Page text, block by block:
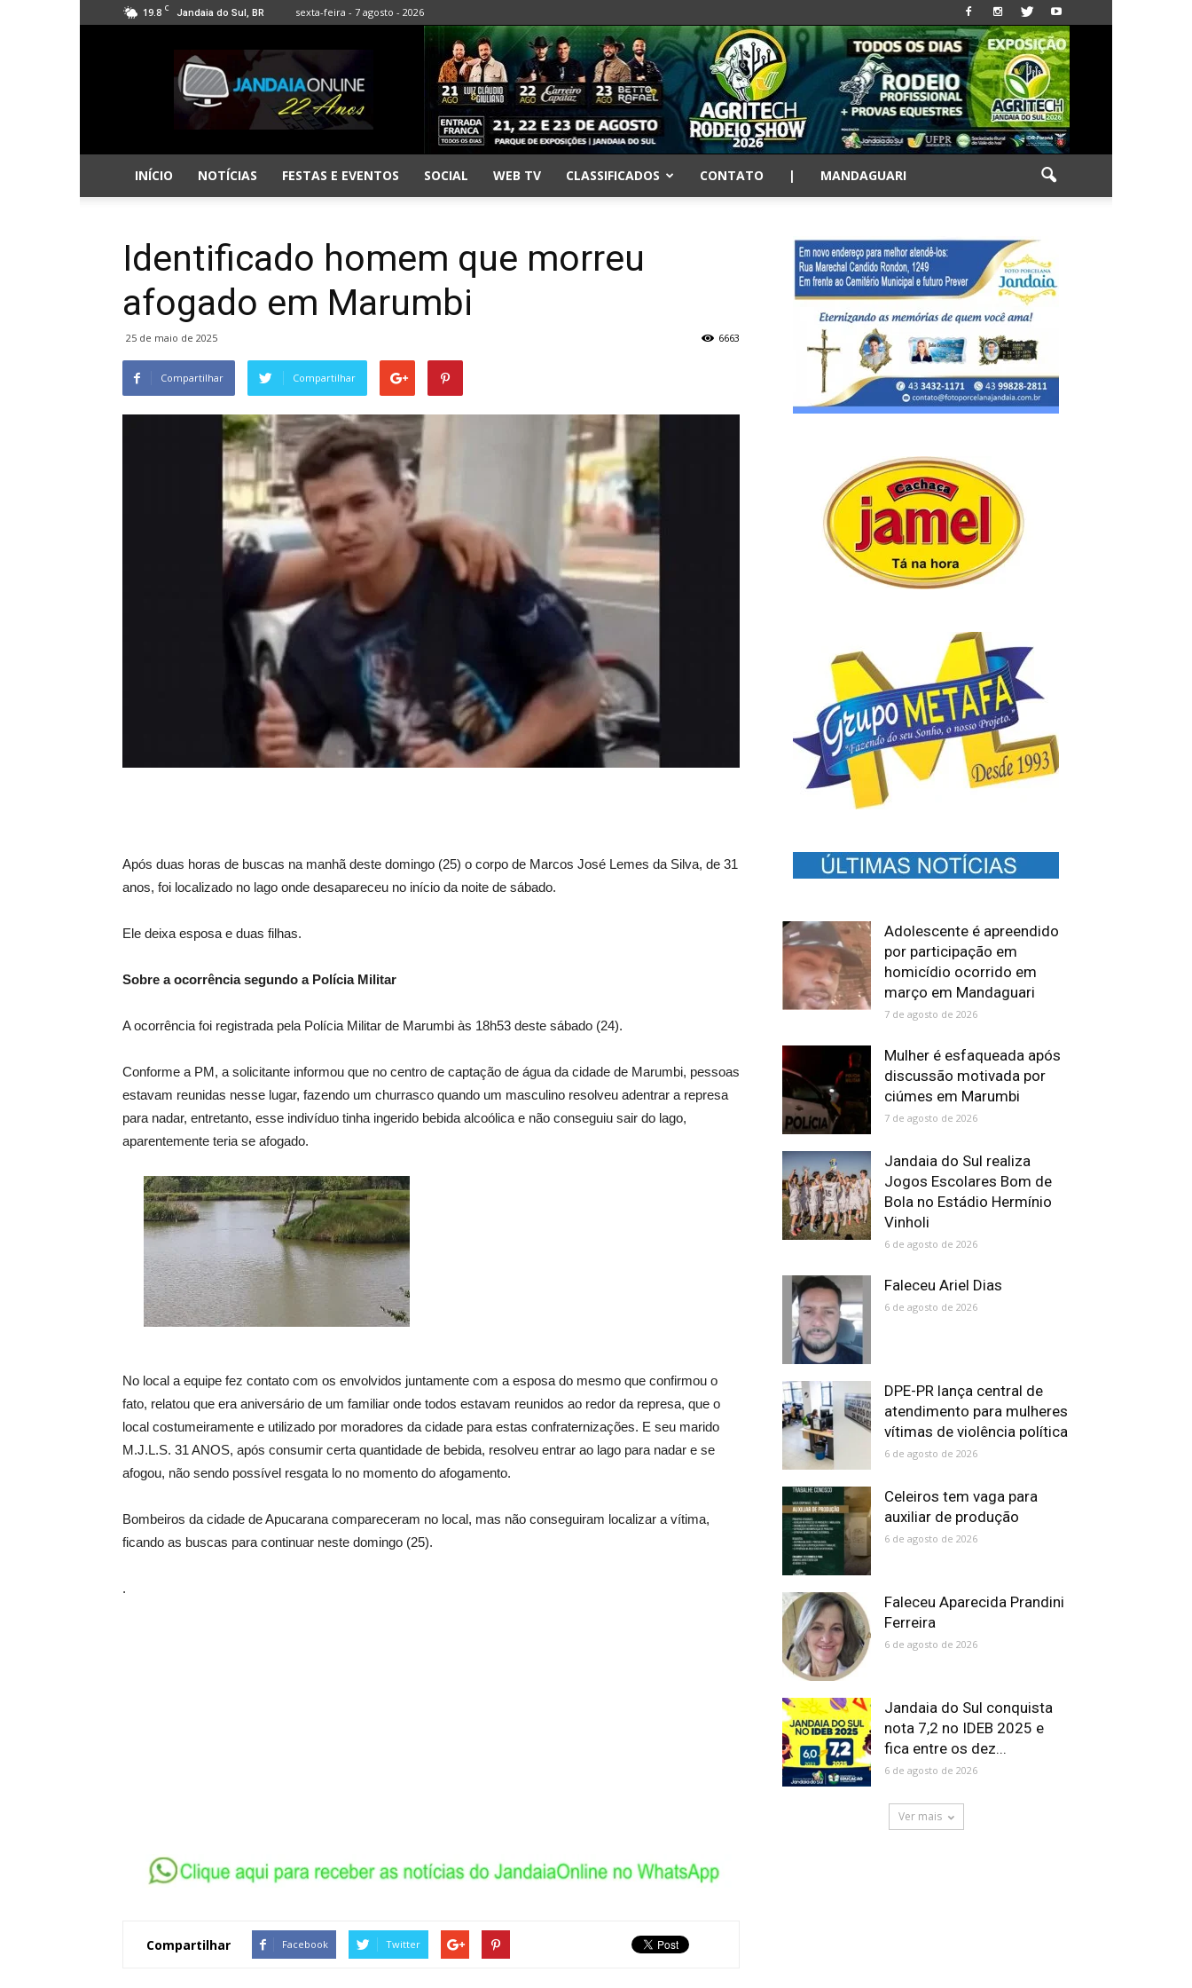
19.8 C Jandaia do Sul, BR sexta-feira - 7 agosto - 2026
Jandaia
Online
INÍCIO NOTÍCIAS FESTAS E EVENTOS SOCIAL WEB TV CLASSIFICADOS CONTATO | MANDAGUARI
Identificado homem que morreu
afogado em Marumbi
25 de maio de 2025 6663
Compartilhar Compartilhar
Após duas horas de buscas na manhã deste domingo (25) o corpo de Marcos José Lemes da Silva, de 31
anos, foi localizado no lago onde desapareceu no início da noite de sábado.
Ele deixa esposa e duas filhas.
Sobre a ocorrência segundo a Polícia Militar
A ocorrência foi registrada pela Polícia Militar de Marumbi às 18h53 deste sábado (24).
Conforme a PM, a solicitante informou que no centro de captação de água da cidade de Marumbi, pessoas
estavam reunidas nesse lugar, fazendo um churrasco quando um masculino resolveu adentrar a represa
para nadar, entretanto, esse indivíduo tinha ingerido bebida alcoólica e não conseguiu sair do lago,
aparentemente teria se afogado.
No local a equipe fez contato com os envolvidos juntamente com a esposa do mesmo que confirmou o
fato, relatou que era aniversário de um familiar onde todos estavam reunidos ao redor da represa, que o
local costumeiramente e utilizado por moradores da cidade para estas confraternizações. E seu marido
M.J.L.S. 31 ANOS, após consumir certa quantidade de bebida, resolveu entrar ao lago para nadar e se
afogou, não sendo possível resgata lo no momento do afogamento.
Bombeiros da cidade de Apucarana compareceram no local, mas não conseguiram localizar a vítima,
ficando as buscas para continuar neste domingo (25).
.
Compartilhar Facebook Twitter
Adolescente é apreendido
por participação em
homicídio ocorrido em
março em Mandaguari
7 de agosto de 2026
Mulher é esfaqueada após
discussão motivada por
ciúmes em Marumbi
7 de agosto de 2026
Jandaia do Sul realiza
Jogos Escolares Bom de
Bola no Estádio Hermínio
Vinholi
6 de agosto de 2026
Faleceu Ariel Dias
6 de agosto de 2026
DPE-PR lança central de
atendimento para mulheres
vítimas de violência política
6 de agosto de 2026
Celeiros tem vaga para
auxiliar de produção
6 de agosto de 2026
Faleceu Aparecida Prandini
Ferreira
6 de agosto de 2026
Jandaia do Sul conquista
nota 7,2 no IDEB 2025 e
fica entre os dez...
6 de agosto de 2026
Ver mais